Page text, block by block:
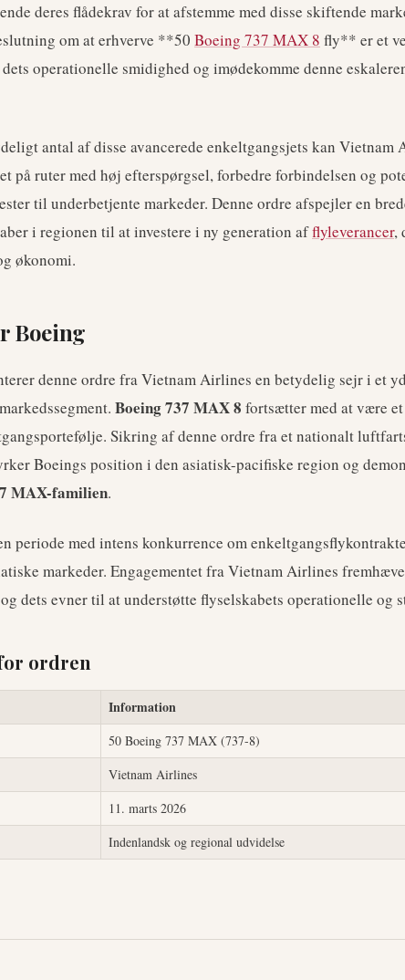
deres flådekrav for at afstemme med disse skiftende
om at erhverve **50 Boeing 737 MAX 8 fly** er et
operationelle smidighed og imødekomme denne
antal af disse avancerede enkeltgangsjets kan
på ruter med høj efterspørgsel, forbedre forbindelsen og
til underbetjente markeder. Denne ordre afspejler en
i regionen til at investere i ny generation afflyleverancer,
økonomi.
Boeing
denne ordre fra Vietnam Airlines en betydelig sejr i et
Boeing 737 MAX 8 fortsætter med at være
Sikring af denne ordre fra et nationalt
Boeings position i den asiatisk-pacifiske region og
MAX-familien.
periode med intens konkurrence om
markeder. Engagementet fra Vietnam Airlines
og dets evner til at understøtte flyselskabets operationelle og
ordren
Information
50 Boeing 737 MAX (737-8)
Vietnam Airlines
11. marts 2026
Indenlandsk og regional udvidelse